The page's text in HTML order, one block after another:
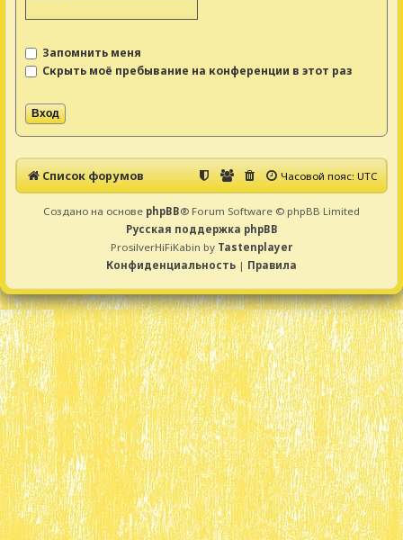
Запомнить меня
Скрыть моё пребывание на конференции в этот раз
Список форумов Часовой пояс:UTC
Создано на основе phpBB® Forum Software © phpBB Limited
Русская поддержка phpBB
ProsilverHiFiKabin by Tastenplayer
Конфиденциальность | Правила